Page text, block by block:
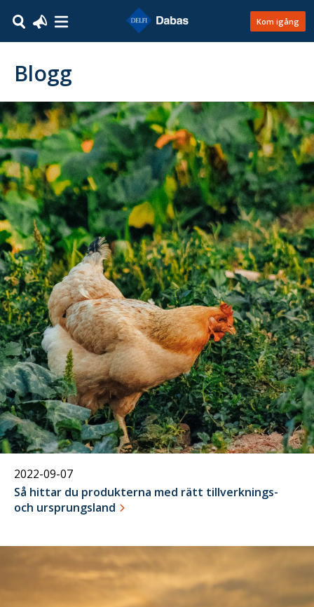
Kom igång
Blogg
07
september
2022-09-07
Så hittar du produkterna med rätt tillverknings-
och ursprungsland